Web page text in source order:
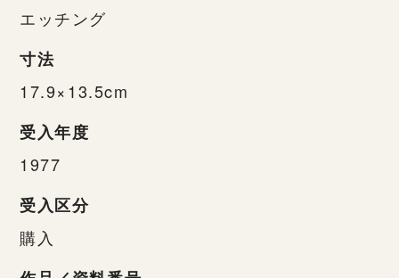
エッチング
寸法
17.9×13.5cm
受入年度
1977
受入区分
購入